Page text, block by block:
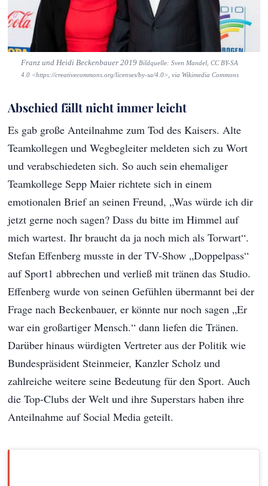
Franz und Heidi Beckenbauer 2019Bildquelle: Sven Mandel, CC BY-SA
4.0 <https://creativecommons.org/licenses/by-sa/4.0>, via Wikimedia Commons
Abschied fällt nicht immer leicht
Es gab große Anteilnahme zum Tod des Kaisers. Alte
Teamkollegen und Wegbegleiter meldeten sich zu Wort
und verabschiedeten sich. So auch sein ehemaliger
Teamkollege Sepp Maier richtete sich in einem
emotionalen Brief an seinen Freund, „Was würde ich dir
jetzt gerne noch sagen? Dass du bitte im Himmel auf
mich wartest. Ihr braucht da ja noch mich als Torwart“.
Stefan Effenberg musste in der TV-Show „Doppelpass“
auf Sport1 abbrechen und verließ mit tränen das Studio.
Effenberg wurde von seinen Gefühlen übermannt bei der
Frage nach Beckenbauer, er könnte nur noch sagen „Er
war ein großartiger Mensch.“ dann liefen die Tränen.
Darüber hinaus würdigten Vertreter aus der Politik wie
Bundespräsident Steinmeier, Kanzler Scholz und
zahlreiche weitere seine Bedeutung für den Sport. Auch
die Top-Clubs der Welt und ihre Superstars haben ihre
Anteilnahme auf Social Media geteilt.